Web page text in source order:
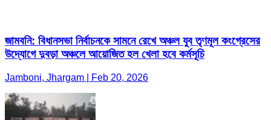
জামবনি: বিধানসভা নির্বাচনকে সামনে রেখে অঞ্চল যুব তৃণমূল কংগ্রেসের
উদ্যোগে দুবড়া অঞ্চলে আয়োজিত হল খেলা হবে কর্মসূচি
Jamboni, Jhargam | Feb 20, 2026